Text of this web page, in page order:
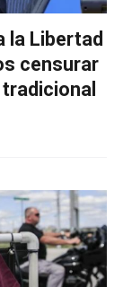
la Libertad
censurar